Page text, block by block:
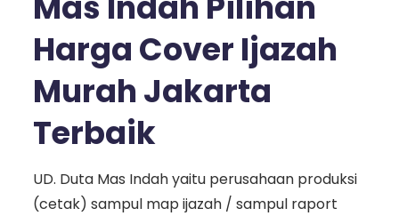
Harga Cover Ijazah
Murah Jakarta
Terbaik
UD. Duta Mas Indah yaitu perusahaan produksi
(cetak) sampul map ijazah / sampul raport